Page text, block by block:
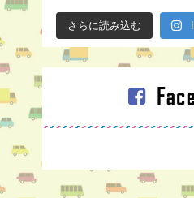
さらに読み込む